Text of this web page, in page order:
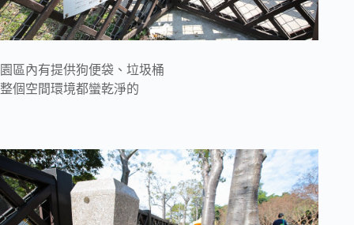
園區內有提供狗便袋、垃圾桶
整個空間環境都蠻乾淨的